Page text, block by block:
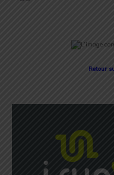
Retour